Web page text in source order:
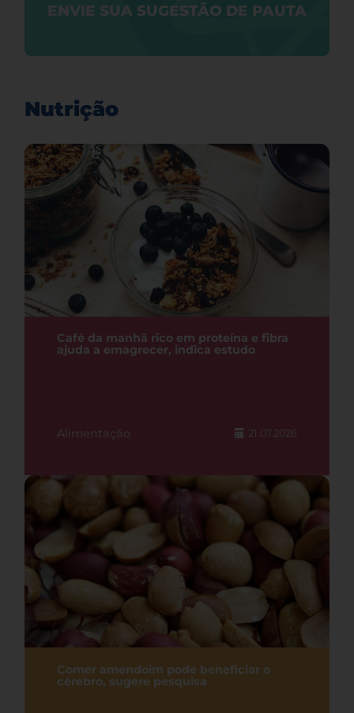
ENVIE SUA SUGESTÃO DE PAUTA
Nutrição
Café da manhã rico em proteína e fibra
ajuda a emagrecer, indica estudo
Alimentação 21.07.2026
Comer amendoim pode beneficiar o
cérebro, sugere pesquisa